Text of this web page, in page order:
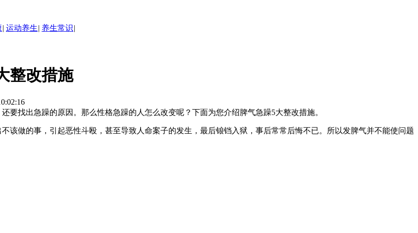
| 运动养生| 养生常识|
整改措施
要找出急躁的原因。那么性格急躁的人怎么改变呢？下面为您介绍脾气急躁5大整改措施。
该做的事，引起恶性斗殴，甚至导致人命案子的发生，最后锒铛入狱，事后常常后悔不已。所以发脾气并不能使问题